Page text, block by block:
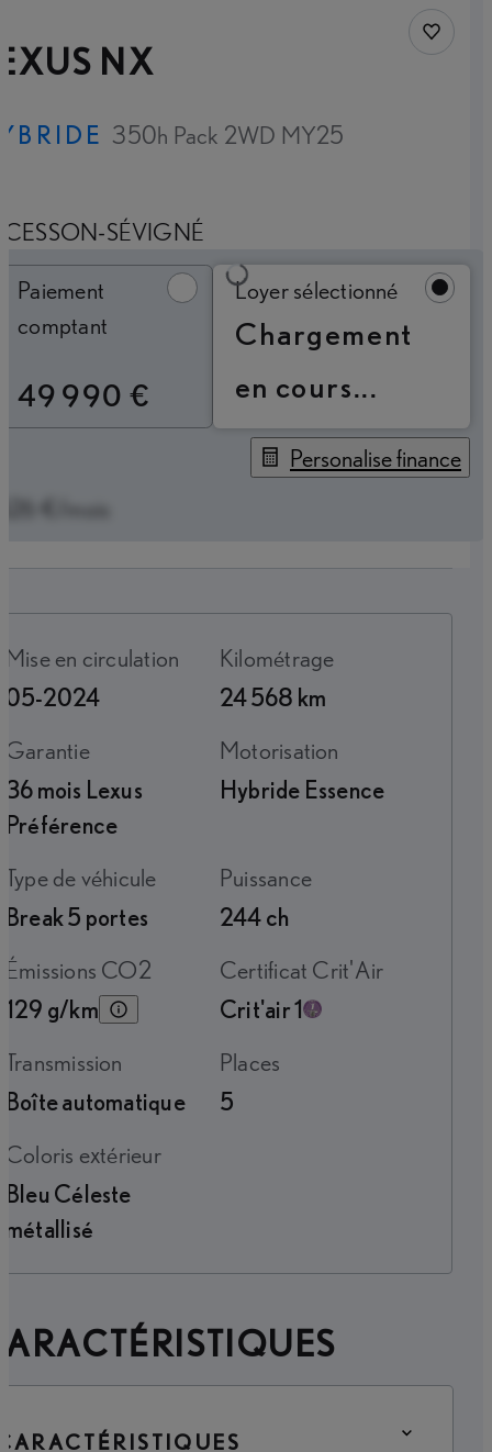
NX
350h Pack 2WD MY25
CESSON-SÉVIGNÉ
Paiement
comptant
49 990 €
Loyer sélectionné
Chargement
en cours...
Personalise finance
€/mois
Mise en circulation
05-2024
Kilométrage
24 568 km
Garantie
36 mois Lexus
Préférence
Motorisation
Hybride Essence
Type de véhicule
Break 5 portes
Puissance
244 ch
Émissions CO2
129 g/km
Certificat Crit'Air
Crit'air 1
Transmission
Boîte automatique
Places
5
Coloris extérieur
Bleu Céleste
métallisé